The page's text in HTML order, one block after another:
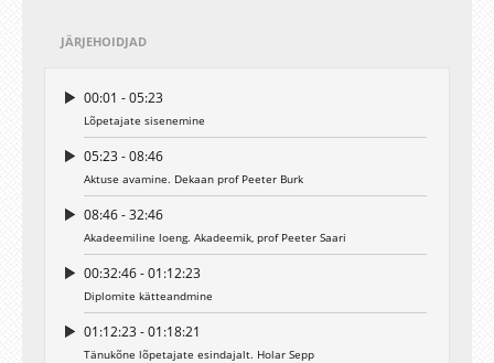
JÄRJEHOIDJAD
00:01 - 05:23
Lõpetajate sisenemine
05:23 - 08:46
Aktuse avamine. Dekaan prof Peeter Burk
08:46 - 32:46
Akadeemiline loeng. Akadeemik, prof Peeter Saari
00:32:46 - 01:12:23
Diplomite kätteandmine
01:12:23 - 01:18:21
Tänukõne lõpetajate esindajalt. Holar Sepp